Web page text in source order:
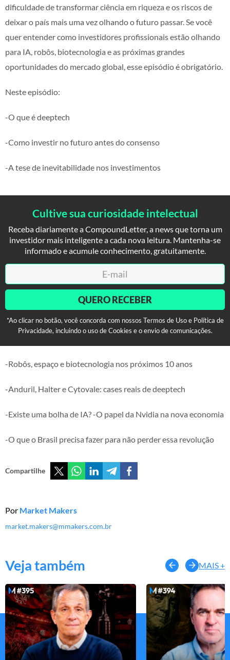
dificuldade de transformar ciência em riqueza e os riscos de
deixar o país mais uma vez olhando o futuro passar. Se você
quer entender como investidores profissionais estão olhando
para IA, robôs, biotecnologia e as próximas grandes
oportunidades do mercado global, esse episódio é obrigatório.
Neste episódio:
-O que é deeptech
-Como investir no futuro antes do consenso
-A tese de inevitabilidade nos investimentos
Cultive sua curiosidade intelectual
Receba diariamente a CompoundLetter, a news que torna um
investidor mais inteligente a cada nova leitura. Mantenha-se
informado e acumule conhecimento, gratuitamente.
QUERO RECEBER
*Ao clicar no botão, você concorda com nossos Termos de Uso e Política de
Privacidade, incluindo o uso de Cookies e o envio de comunicações.
-Robôs, espaço e biotecnologia nos próximos 10 anos
-Anduril, Halter e Cytovale: cases reais de deeptech
-Existe uma bolha de IA? -O papel da Nvidia na nova economia
-O que o Brasil precisa fazer para não perder essa revolução
Compartilhe
Por Market Makers
market.makers@mmakers.com.br
Veja também MAIS +